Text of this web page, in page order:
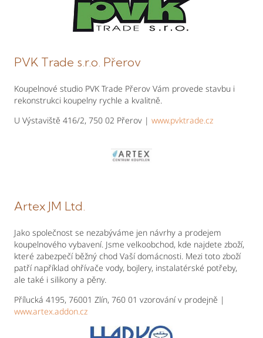
PVK Trade s.r.o. Přerov
Koupelnové studio PVK Trade Přerov Vám provede stavbu i
rekonstrukci koupelny rychle a kvalitně.
U Výstaviště 416/2, 750 02 Přerov | www.pvktrade.cz
Artex JM Ltd.
Jako společnost se nezabýváme jen návrhy a prodejem
koupelnového vybavení. Jsme velkoobchod, kde najdete zboží,
které zabezpečí běžný chod Vaší domácnosti. Mezi toto zboží
patří například ohřívače vody, bojlery, instalatérské potřeby,
ale také i silikony a pěny.
Přílucká 4195, 76001 Zlín, 760 01 vzorování v prodejně |
www.artex.addon.cz